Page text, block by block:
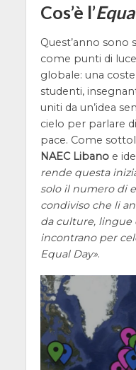
Cos’è l’
Quest’anno sono
come punti di
globale: una
studenti,
uniti da un’idea
cielo per parlare
pace. Come
NAEC Libanoe
rende questa
solo il numero di
condiviso che li
da culture, lingue
incontrano per
Equal Day .